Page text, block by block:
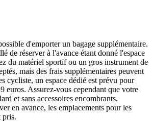
d'emporter un bagage supplémentaire.
de réserver à l'avance étant donné l'espace
du matériel sportif ou un gros instrument de
mais des frais supplémentaires peuvent
cycliste, un espace dédié est prévu pour
euros. Assurez-vous cependant que votre
et sans accessoires encombrants.
en avance, les emplacements pour les
pris.